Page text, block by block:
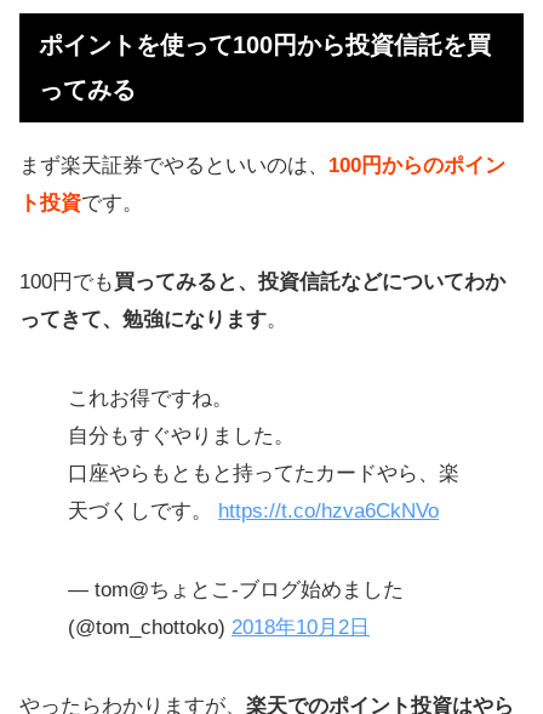
を買ってみる
楽天証券で投資デビューする人が
続々と生まれている
還元率を倍にしよう
ットは？
【まとめ】楽天で分散投資し損・失
ポイントを使って100円から投資信託を買
ってみる
まず楽天証券でやるといいのは、 100円からのポイン
ト投資です。
100円でも買ってみると、投資信託などについてわか
ってきて、勉強になります。
これお得ですね。
自分もすぐやりました。
口座やらもともと持ってたカードやら、楽
天づくしです。 https://t.co/hzva6CkNVo
— tom@ちょとこ-ブログ始めました
(@tom_chottoko) 2018年10月2日
やったらわかりますが、 楽天でのポイント投資はやら